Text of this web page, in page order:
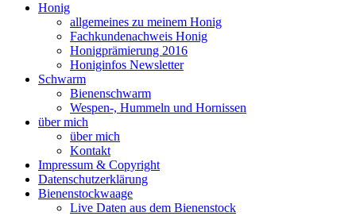
Honig
allgemeines zu meinem Honig
Fachkundenachweis Honig
Honigprämierung 2016
Honiginfos Newsletter
Schwarm
Bienenschwarm
Wespen-, Hummeln und Hornissen
über mich
über mich
Kontakt
Impressum & Copyright
Datenschutzerklärung
Bienenstockwaage
Live Daten aus dem Bienenstock